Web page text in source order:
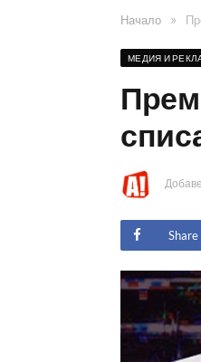
Начало »
МЕДИЯ И
Share